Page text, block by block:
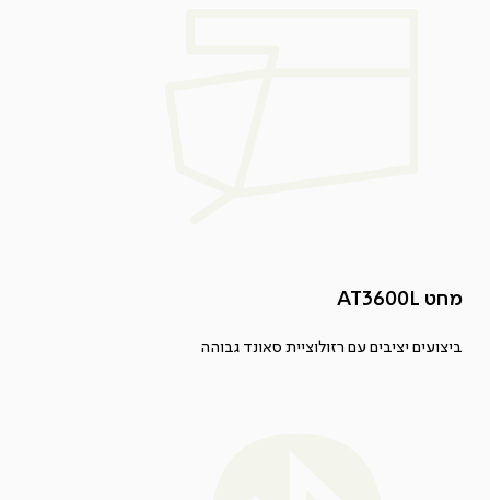
מחט AT3600L
ביצועים יציבים עם רזולוציית סאונד גבוהה